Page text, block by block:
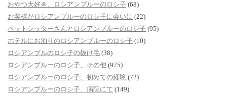
おやつ大好き、ロシアンブルーのロシ子 (68)
お客様がロシアンブルーのロシ子に会いに (22)
ペットシッターさんとロシアンブルーのロシ子 (95)
ホテルにお泊りのロシアンブルーのロシ子 (10)
ロシアンブルのロシ子の抜け毛 (38)
ロシアンブルーのロシ子、その他 (975)
ロシアンブルーのロシ子、初めての経験 (72)
ロシアンブルーのロシ子、病院にて (149)